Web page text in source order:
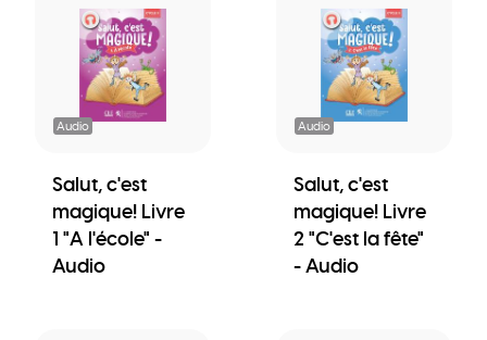
Audio
Salut, c'est
magique! Livre
1 "A l'école" -
Audio
Audio
Salut, c'est
magique! Livre
2 "C'est la fête"
- Audio